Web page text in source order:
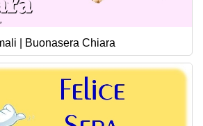
| Buonasera Chiara